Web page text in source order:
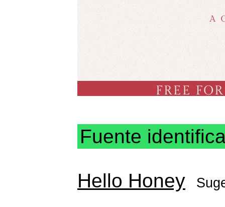
Fuente
Hello Honey